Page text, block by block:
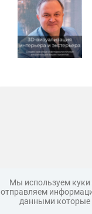
Мы используем
отправляем
данными которые